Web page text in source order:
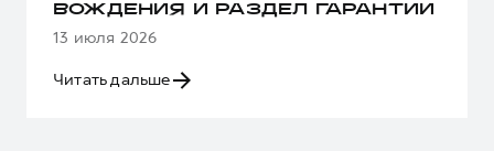
ВОЖДЕНИЯ И РАЗДЕЛ ГАРАНТИИ
13 июля 2026
Читать дальше